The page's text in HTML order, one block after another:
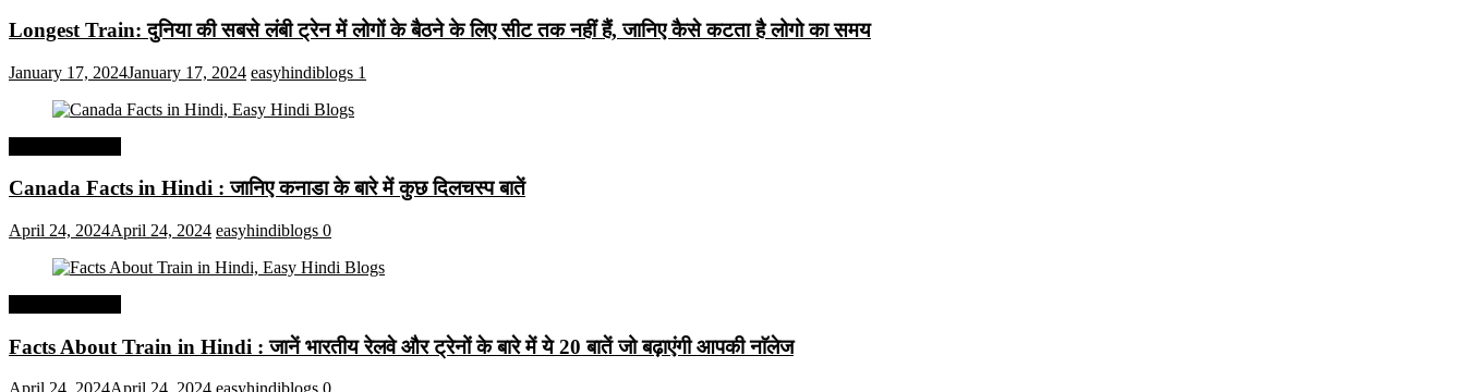
Longest Train: दुनिया की सबसे लंबी ट्रेन में लोगों के बैठने के लिए सीट तक ​​नहीं हैं, जानिए कैसे कटता है लोगो का समय
January 17, 2024January 17, 2024 easyhindiblogs 1
Canada Facts in Hindi : जानिए कनाडा के बारे में कुछ दिलचस्प बातें
April 24, 2024April 24, 2024 easyhindiblogs 0
Facts About Train in Hindi : जानें भारतीय रेलवे और ट्रेनों के बारे में ये 20 बातें जो बढ़ाएंगी आपकी नाॅलेज